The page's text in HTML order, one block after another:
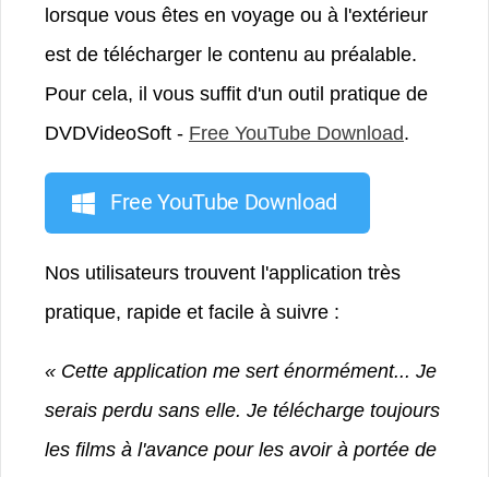
lorsque vous êtes en voyage ou à l'extérieur
est de télécharger le contenu au préalable.
Pour cela, il vous suffit d'un outil pratique de
DVDVideoSoft - Free YouTube Download.
Free YouTube Download
Nos utilisateurs trouvent l'application très
pratique, rapide et facile à suivre :
« Cette application me sert énormément... Je
serais perdu sans elle. Je télécharge toujours
les films à l'avance pour les avoir à portée de